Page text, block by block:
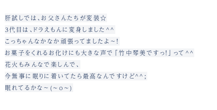
肝試しでは、お父さんたちが変装☆
3代目は、ドラえもんに変身しました^^
こっちゃんなかなか頑張ってましたよ～！
お菓子をくれるお化けにも大きな声で「竹中琴美ですっ！」って^^
花火もみんなで楽しんで、
今無事に眠りに着いてたら最高なんですけど^^;
眠れてるかな～(~o~)